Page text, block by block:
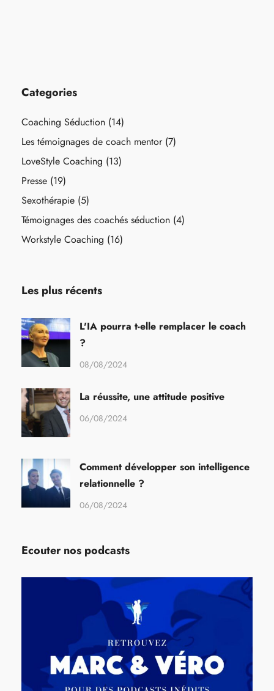
Categories
Coaching Séduction (14)
Les témoignages de coach mentor(7)
LoveStyle Coaching (13)
Presse (19)
Sexothérapie (5)
Témoignages des coachés séduction (4)
Workstyle Coaching (16)
Les plus récents
L'IA pourra t-elle remplacer le coach
?
08/08/2024
La réussite, une attitude positive
06/08/2024
Comment développer son intelligence
relationnelle ?
06/08/2024
Ecouter nos podcasts